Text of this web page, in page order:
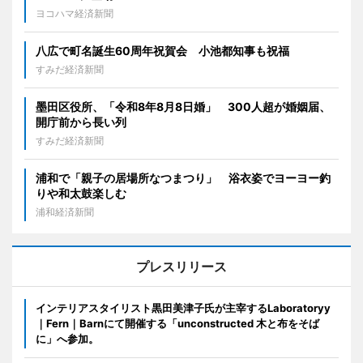
ヨコハマ経済新聞
八広で町名誕生60周年祝賀会 小池都知事も祝福
すみだ経済新聞
墨田区役所、「令和8年8月8日婚」 300人超が婚姻届、
開庁前から長い列
すみだ経済新聞
浦和で「親子の居場所なつまつり」 浴衣姿でヨーヨー釣
りや和太鼓楽しむ
浦和経済新聞
プレスリリース
インテリアスタイリスト黒田美津子氏が主宰するLaboratoryy
｜Fern｜Barnにて開催する「unconstructed 木と布をそば
に」へ参加。